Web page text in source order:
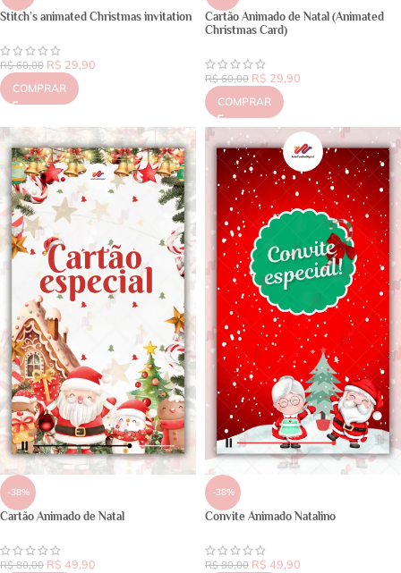
Stitch’s animated Christmas invitation
R$60,00 R$ 29,90
COMPRAR
Cartão Animado de Natal (Animated
Christmas Card)
R$60,00 R$ 29,90
COMPRAR
-38%
Cartão Animado de Natal
R$80,00 R$ 49,90
-38%
Convite Animado Natalino
R$80,00 R$ 49,90